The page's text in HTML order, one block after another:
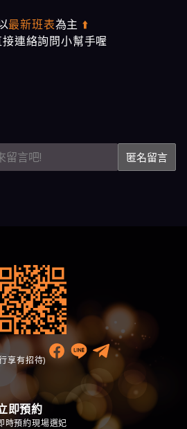
最新班表為主 ⬆️
連絡詢問小幫手喔
匿名留言
享有招待)
即預約
時預約現場選妃